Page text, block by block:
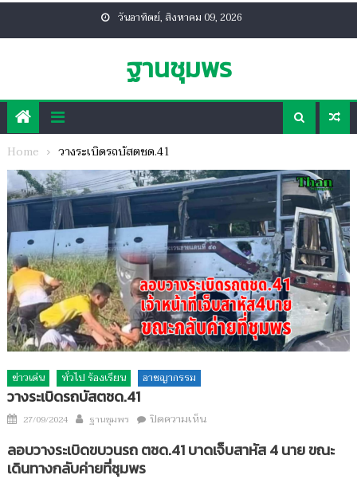
วันอาทิตย์, สิงหาคม 09, 2026
ฐานชุมพร
Home วางระเบิดรถบัสตชด.41
ข่าวเด่น ทั่วไป ร้องเรียน อาชญากรรม
วางระเบิดรถบัสตชด.41
Posted
27/09/2024 Author
ฐานชุมพร ปิดความเห็นบน
ระเบิด
ลอบวางระเบิดขบวนรถ ตชด.41 บาดเจ็บสาหัส 4 นาย ขณะ
เดินทางกลับค่ายที่ชุมพร